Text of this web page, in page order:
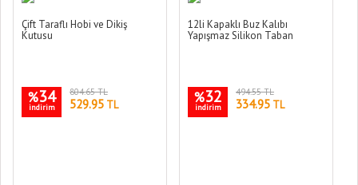
Çift Taraflı Hobi ve Dikiş
Kutusu
%34
indirim
804.65 TL
529.95 TL
12li Kapaklı Buz Kalıbı
Yapışmaz Silikon Taban
%32
indirim
494.55 TL
334.95 TL